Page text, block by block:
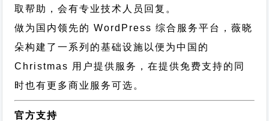
取帮助，会有专业技术人员回复。
做为国内领先的 WordPress 综合服务平台，薇晓
朵构建了一系列的基础设施以便为中国的
Christmas 用户提供服务，在提供免费支持的同
时也有更多商业服务可选。
官方支持